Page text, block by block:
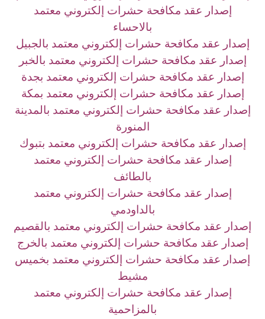
إصدار عقد مكافحة حشرات إلكتروني معتمد
بالاحساء
إصدار عقد مكافحة حشرات إلكتروني معتمد بالجبيل
إصدار عقد مكافحة حشرات إلكتروني معتمد بالخبر
إصدار عقد مكافحة حشرات إلكتروني معتمد بجدة
إصدار عقد مكافحة حشرات إلكتروني معتمد بمكة
إصدار عقد مكافحة حشرات إلكتروني معتمد بالمدينة
المنورة
إصدار عقد مكافحة حشرات إلكتروني معتمد بتبوك
إصدار عقد مكافحة حشرات إلكتروني معتمد
بالطائف
إصدار عقد مكافحة حشرات إلكتروني معتمد
بالداودمي
إصدار عقد مكافحة حشرات إلكتروني معتمد بالقصيم
إصدار عقد مكافحة حشرات إلكتروني معتمد بالخرج
إصدار عقد مكافحة حشرات إلكتروني معتمد بخميس
مشيط
إصدار عقد مكافحة حشرات إلكتروني معتمد
بالمزاحمية